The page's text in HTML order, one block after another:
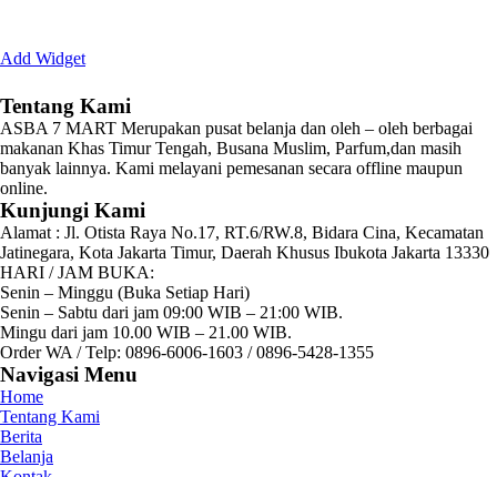
Add Widget
Tentang Kami
ASBA 7 MART Merupakan pusat belanja dan oleh – oleh berbagai
makanan Khas Timur Tengah, Busana Muslim, Parfum,dan masih
banyak lainnya. Kami melayani pemesanan secara offline maupun
online.
Kunjungi Kami
Alamat : Jl. Otista Raya No.17, RT.6/RW.8, Bidara Cina, Kecamatan
Jatinegara, Kota Jakarta Timur, Daerah Khusus Ibukota Jakarta 13330
HARI / JAM BUKA:
Senin – Minggu (Buka Setiap Hari)
Senin – Sabtu dari jam 09:00 WIB – 21:00 WIB.
Mingu dari jam 10.00 WIB – 21.00 WIB.
Order WA / Telp: 0896-6006-1603 / 0896-5428-1355
Navigasi Menu
Home
Tentang Kami
Berita
Belanja